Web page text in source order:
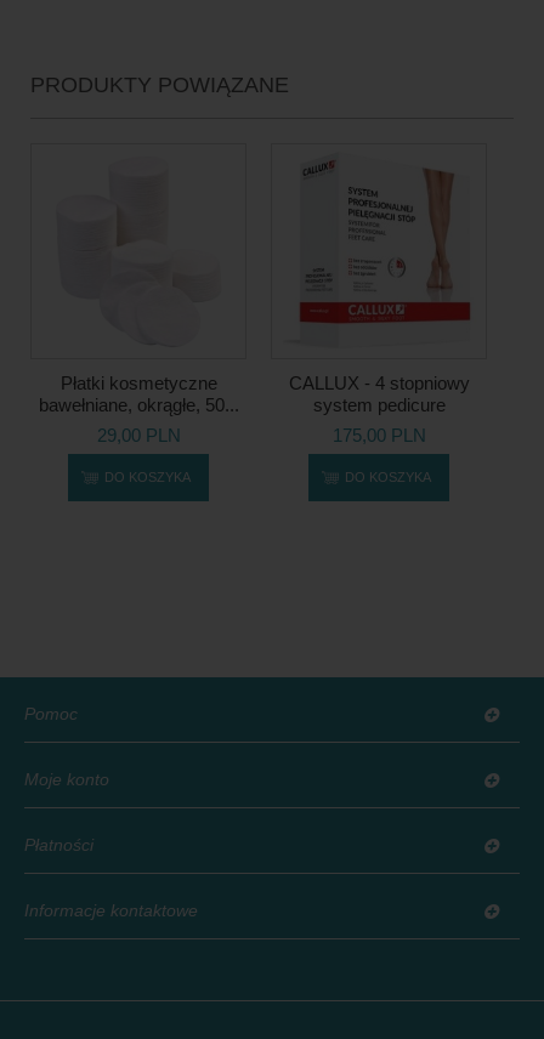
PRODUKTY POWIĄZANE
Płatki kosmetyczne
bawełniane, okrągłe, 50...
29,00 PLN
DO KOSZYKA
CALLUX - 4 stopniowy
system pedicure
175,00 PLN
DO KOSZYKA
Pomoc
Moje konto
Płatności
Informacje kontaktowe